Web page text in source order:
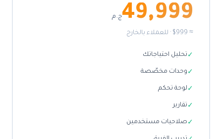
49,999ج.م
≈ $999 · للعملاء بالخارج
✓ تحليل احتياجاتك
✓ وحدات مخصّصة
✓ لوحة تحكم
✓ تقارير
✓ صلاحيات مستخدمين